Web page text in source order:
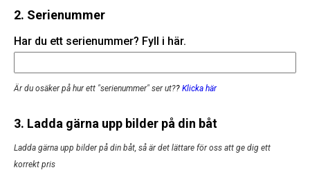
2. Serienummer
Har du ett serienummer? Fyll i här.
Är du osäker på hur ett "serienummer" ser ut?? Klicka här
3. Ladda gärna upp bilder på din båt
Ladda gärna upp bilder på din båt, så är det lättare för oss att ge dig ett
korrekt pris